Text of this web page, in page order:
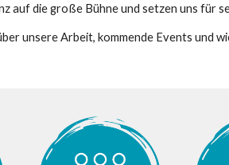
auf die große Bühne und setzen uns für
unsere Arbeit, kommende Events und